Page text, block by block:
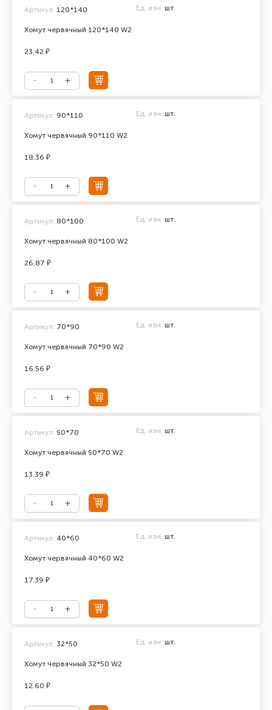
Хомут червячный 120*140 W2
Артикул: 120*140 Ед. изм. шт.
23.42 ₽
Хомут червячный 90*110 W2
Артикул: 90*110 Ед. изм. шт.
18.36 ₽
Хомут червячный 80*100 W2
Артикул: 80*100 Ед. изм. шт.
26.87 ₽
Хомут червячный 70*90 W2
Артикул: 70*90 Ед. изм. шт.
16.56 ₽
Хомут червячный 50*70 W2
Артикул: 50*70 Ед. изм. шт.
13.39 ₽
Хомут червячный 40*60 W2
Артикул: 40*60 Ед. изм. шт.
17.39 ₽
Хомут червячный 32*50 W2
Артикул: 32*50 Ед. изм. шт.
12.60 ₽